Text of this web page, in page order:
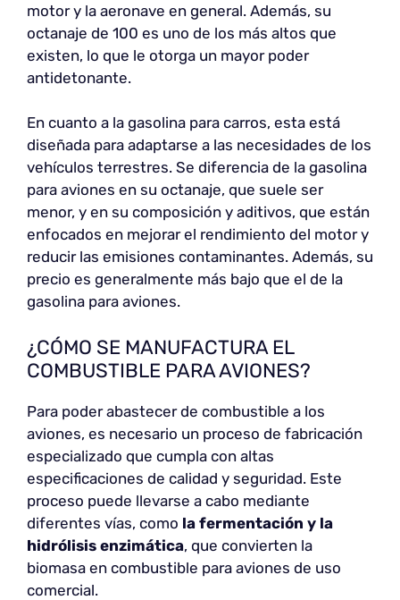
motor y la aeronave en general. Además, su
octanaje de 100 es uno de los más altos que
existen, lo que le otorga un mayor poder
antidetonante.
En cuanto a la gasolina para carros, esta está
diseñada para adaptarse a las necesidades de los
vehículos terrestres. Se diferencia de la gasolina
para aviones en su octanaje, que suele ser
menor, y en su composición y aditivos, que están
enfocados en mejorar el rendimiento del motor y
reducir las emisiones contaminantes. Además, su
precio es generalmente más bajo que el de la
gasolina para aviones.
¿CÓMO SE MANUFACTURA EL
COMBUSTIBLE PARA AVIONES?
Para poder abastecer de combustible a los
aviones, es necesario un proceso de fabricación
especializado que cumpla con altas
especificaciones de calidad y seguridad. Este
proceso puede llevarse a cabo mediante
diferentes vías, como la fermentación y la
hidrólisis enzimática, que convierten la
biomasa en combustible para aviones de uso
comercial.